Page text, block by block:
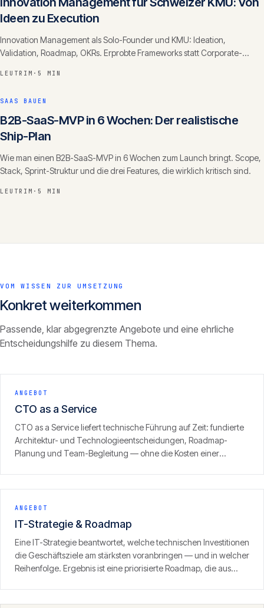
Ideen zu Execution
Innovation Management als Solo-Founder und KMU: Ideation,
Validation, Roadmap, OKRs. Erprobte Frameworks statt Corporate-
LEUTRIM · 5 MIN
SAAS BAUEN
B2B-SaaS-MVP in 6 Wochen: Der realistische
Ship-Plan
Wie man einen B2B-SaaS-MVP in 6 Wochen zum Launch bringt. Scope,
Stack, Sprint-Struktur und die drei Features, die wirklich kritisch sind.
LEUTRIM · 5 MIN
VOM WISSEN ZUR UMSETZUNG
Konkret weiterkommen
Passende, klar abgegrenzte Angebote und eine ehrliche
Entscheidungshilfe zu diesem Thema.
ANGEBOT
CTO as a Service
CTO as a Service liefert technische Führung auf Zeit: fundierte
Architektur- und Technologieentscheidungen, Roadmap-
Planung und Team-Begleitung — ohne die Kosten einer
können oder wollen.
ANGEBOT
IT-Strategie & Roadmap
Eine IT-Strategie beantwortet, welche technischen Investitionen
die Geschäftsziele am stärksten voranbringen — und in welcher
Reihenfolge. Ergebnis ist eine priorisierte Roadmap, die aus